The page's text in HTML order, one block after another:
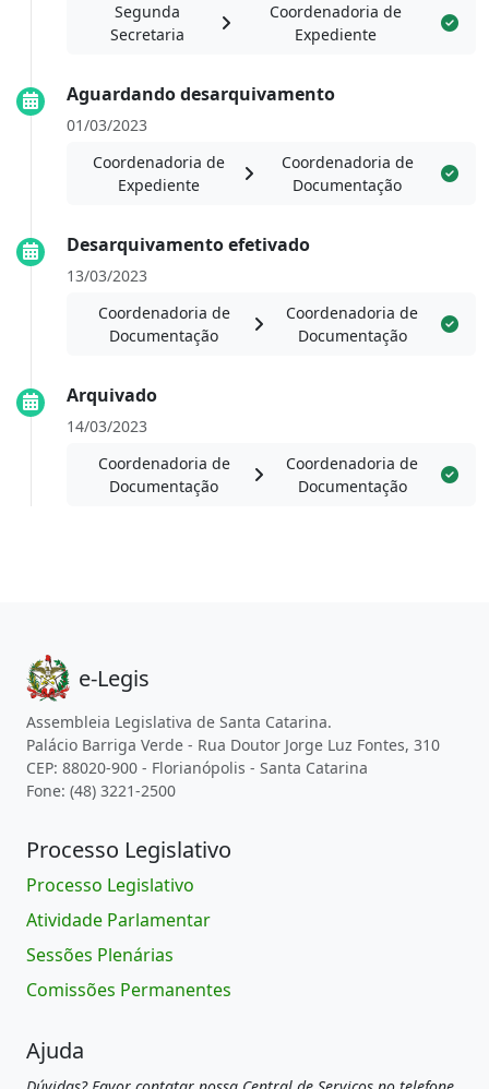
Segunda
Secretaria
Coordenadoria de
Expediente
Aguardando desarquivamento
01/03/2023
Coordenadoria de
Expediente
Coordenadoria de
Documentação
Desarquivamento efetivado
13/03/2023
Coordenadoria de
Documentação
Coordenadoria de
Documentação
Arquivado
14/03/2023
Coordenadoria de
Documentação
Coordenadoria de
Documentação
e-Legis
Assembleia Legislativa de Santa Catarina.
Palácio Barriga Verde - Rua Doutor Jorge Luz Fontes, 310
CEP: 88020-900 - Florianópolis - Santa Catarina
Fone: (48) 3221-2500
Processo Legislativo
Processo Legislativo
Atividade Parlamentar
Sessões Plenárias
Comissões Permanentes
Ajuda